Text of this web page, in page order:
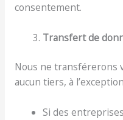
consentement.
Transfert de
Nous ne transférerons
aucun tiers, à
Si des